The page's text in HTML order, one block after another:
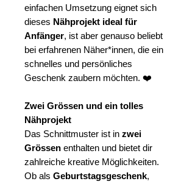
einfachen Umsetzung eignet sich
dieses Nähprojekt ideal für
Anfänger, ist aber genauso beliebt
bei erfahrenen Näher*innen, die ein
schnelles und persönliches
Geschenk zaubern möchten. ❤️
Zwei Grössen und ein tolles
Nähprojekt
Das Schnittmuster ist in zwei
Grössen enthalten und bietet dir
zahlreiche kreative Möglichkeiten.
Ob als Geburtstagsgeschenk,